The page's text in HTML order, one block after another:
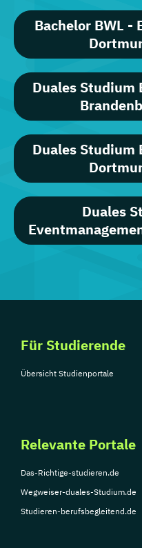
Bachelor BWL -
Duales Studium
Duales Studium
Duales
Für Studierende
Übersicht Studienportale
Relevante Portale
Das-Richtige-studieren.de
Wegweiser-duales-Studium.de
Studieren-berufsbegleitend.de